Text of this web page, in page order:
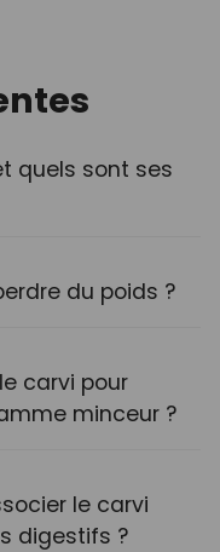
quels sont ses
du poids ?
carvi pour
minceur ?
le carvi
digestifs ?